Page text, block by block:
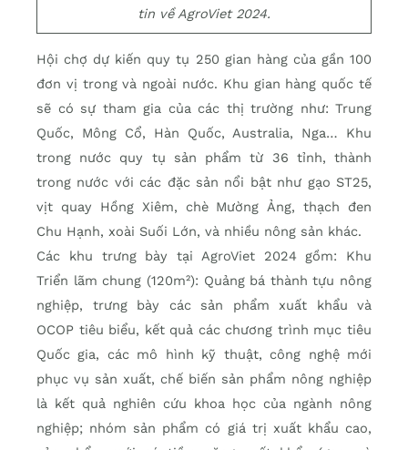
tin về AgroViet 2024.
Hội chợ dự kiến quy tụ 250 gian hàng của gần 100
đơn vị trong và ngoài nước. Khu gian hàng quốc tế
sẽ có sự tham gia của các thị trường như: Trung
Quốc, Mông Cổ, Hàn Quốc, Australia, Nga… Khu
trong nước quy tụ sản phẩm từ 36 tỉnh, thành
trong nước với các đặc sản nổi bật như gạo ST25,
vịt quay Hồng Xiêm, chè Mường Ảng, thạch đen
Chu Hạnh, xoài Suối Lớn, và nhiều nông sản khác.
Các khu trưng bày tại AgroViet 2024 gồm: Khu
Triển lãm chung (120m²): Quảng bá thành tựu nông
nghiệp, trưng bày các sản phẩm xuất khẩu và
OCOP tiêu biểu, kết quả các chương trình mục tiêu
Quốc gia, các mô hình kỹ thuật, công nghệ mới
phục vụ sản xuất, chế biến sản phẩm nông nghiệp
là kết quả nghiên cứu khoa học của ngành nông
nghiệp; nhóm sản phẩm có giá trị xuất khẩu cao,